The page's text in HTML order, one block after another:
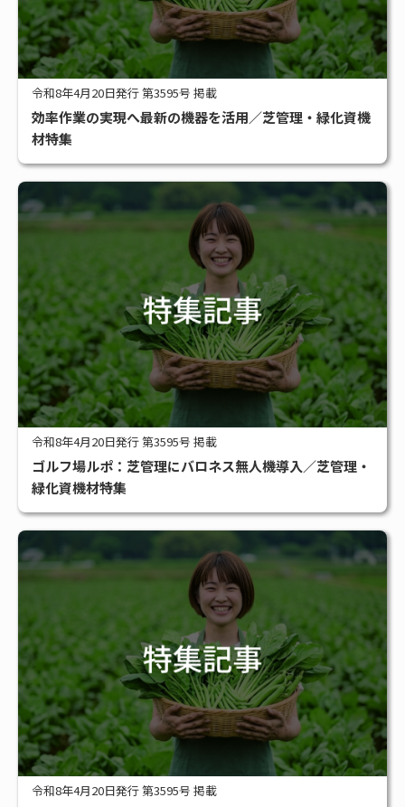
令和8年4月20日発行 第3595号 掲載
効率作業の実現へ最新の機器を活用／芝管理・緑化資機
材特集
令和8年4月20日発行 第3595号 掲載
ゴルフ場ルポ：芝管理にバロネス無人機導入／芝管理・
緑化資機材特集
令和8年4月20日発行 第3595号 掲載